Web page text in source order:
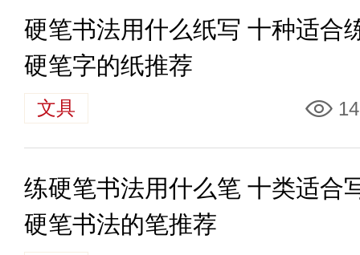
硬笔书法用什么纸写 十种适合
硬笔字的纸推荐
文具
练硬笔书法用什么笔 十类适合
硬笔书法的笔推荐